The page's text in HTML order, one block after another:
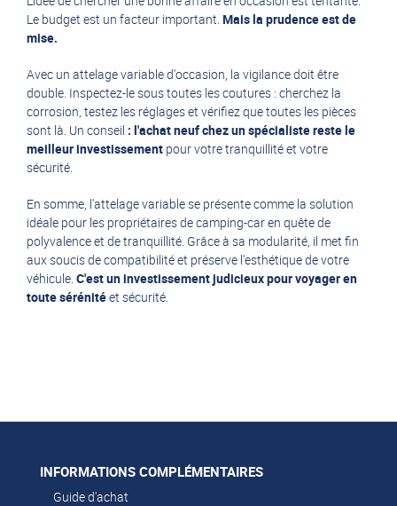
Le budget est un facteur important. Mais la prudence est de
mise.
Avec un attelage variable d'occasion, la vigilance doit être
double. Inspectez-le sous toutes les coutures : cherchez la
corrosion, testez les réglages et vérifiez que toutes les pièces
sont là. Un conseil : l'achat neuf chez un spécialiste reste le
meilleur investissement pour votre tranquillité et votre
sécurité.
En somme, l'attelage variable se présente comme la solution
idéale pour les propriétaires de camping-car en quête de
polyvalence et de tranquillité. Grâce à sa modularité, il met fin
aux soucis de compatibilité et préserve l'esthétique de votre
véhicule. C'est un investissement judicieux pour voyager en
toute sérénitéet sécurité.
INFORMATIONS COMPLÉMENTAIRES
Guide d'achat